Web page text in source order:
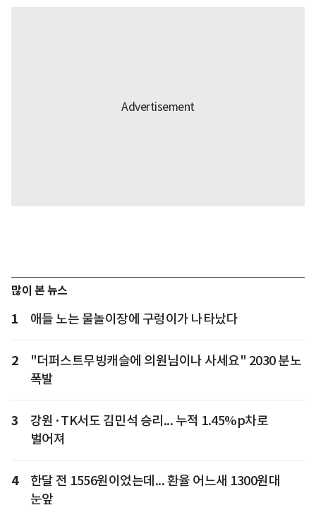
많이 본 뉴스
1 애들 노는 물놀이장에 구렁이가 나타났다
2
"더퍼스트무빙캐슬에 의원님이나 사세요" 2030 분노
폭발
3
강원·TK서도 김민석 승리... 누적 1.45%p차로
벌어져
4
한달 전 1556원이었는데... 환율 어느새 1300원대
눈앞